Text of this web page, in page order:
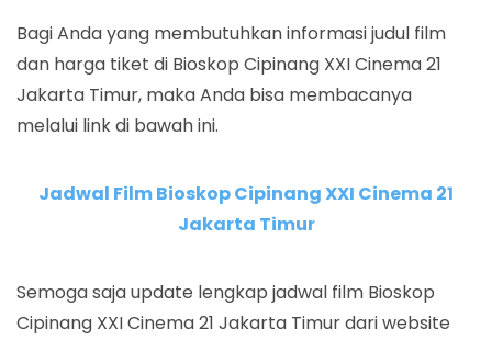
Bagi Anda yang membutuhkan informasi judul film
dan harga tiket di Bioskop Cipinang XXI Cinema 21
Jakarta Timur, maka Anda bisa membacanya
melalui link di bawah ini.
Jadwal Film Bioskop Cipinang XXI Cinema 21
Jakarta Timur
Semoga saja update lengkap jadwal film Bioskop
Cipinang XXI Cinema 21 Jakarta Timur dari website